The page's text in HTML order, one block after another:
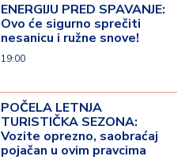
ENERGIJU PRED SPAVANJE:
Ovo će sigurno sprečiti
nesanicu i ružne snove!
19:00
POČELA LETNJA
TURISTIČKA SEZONA:
Vozite oprezno, saobraćaj
pojačan u ovim pravcima